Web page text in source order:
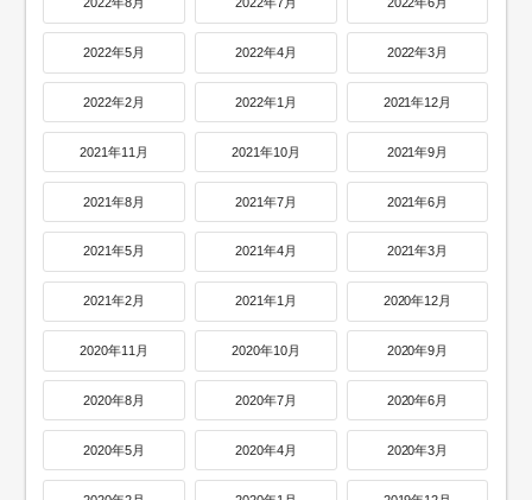
2022年5月 2022年4月 2022年3月
2022年2月 2022年1月 2021年12月
2021年11月 2021年10月 2021年9月
2021年8月 2021年7月 2021年6月
2021年5月 2021年4月 2021年3月
2021年2月 2021年1月 2020年12月
2020年11月 2020年10月 2020年9月
2020年8月 2020年7月 2020年6月
2020年5月 2020年4月 2020年3月